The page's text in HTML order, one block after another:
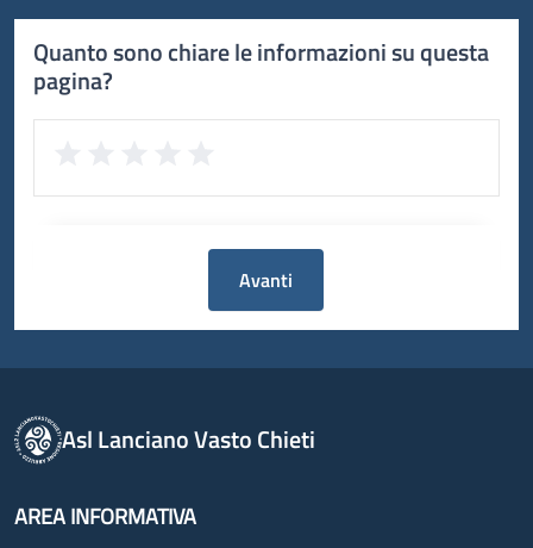
Quanto sono chiare le informazioni su questa
pagina?
Avanti
Asl Lanciano Vasto Chieti
AREA INFORMATIVA